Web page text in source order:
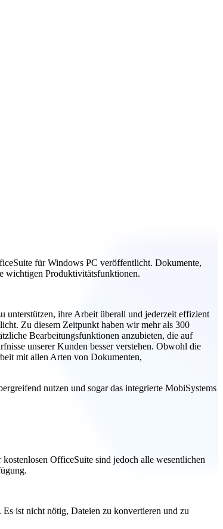
für Windows PC veröffentlicht. Dokumente,
wichtigen Produktivitätsfunktionen.
unterstützen, ihre Arbeit überall und jederzeit effizient
Zu diesem Zeitpunkt haben wir mehr als 300
Bearbeitungsfunktionen anzubieten, die auf
unserer Kunden besser verstehen. Obwohl die
mit allen Arten von Dokumenten,
nutzen und sogar das integrierte MobiSystems
OfficeSuite sind jedoch alle wesentlichen
ist nicht nötig, Dateien zu konvertieren und zu